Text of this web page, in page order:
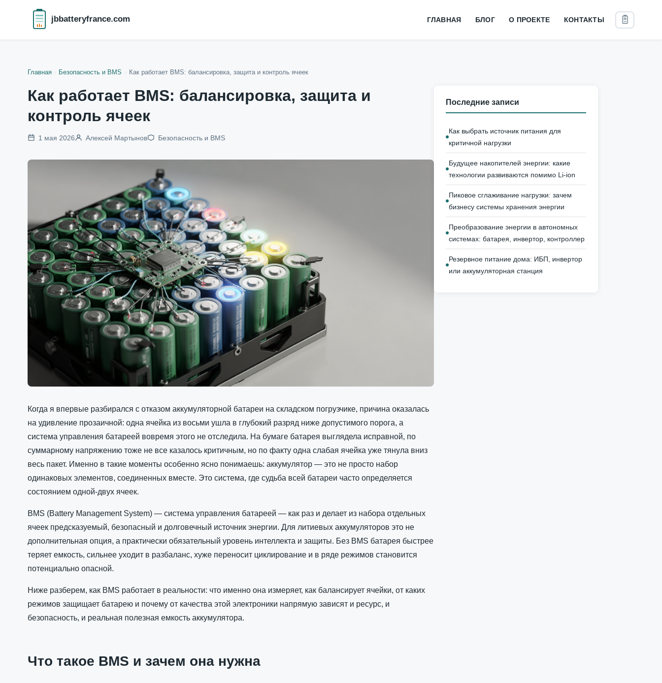
jbbatteryfrance.com ГЛАВНАЯ БЛОГ О ПРОЕКТЕ КОНТАКТЫ
Главная Безопасность и BMS Как работает BMS: балансировка, защита и контроль ячеек
Как работает BMS: балансировка, защита и
контроль ячеек
1 мая 2026 Алексей Мартынов Безопасность и BMS
Когда я впервые разбирался с отказом аккумуляторной батареи на складском погрузчике, причина оказалась
на удивление прозаичной: одна ячейка из восьми ушла в глубокий разряд ниже допустимого порога, а
система управления батареей вовремя этого не отследила. На бумаге батарея выглядела исправной, по
суммарному напряжению тоже не все казалось критичным, но по факту одна слабая ячейка уже тянула вниз
весь пакет. Именно в такие моменты особенно ясно понимаешь: аккумулятор — это не просто набор
одинаковых элементов, соединенных вместе. Это система, где судьба всей батареи часто определяется
состоянием одной-двух ячеек.
BMS (Battery Management System) — система управления батареей — как раз и делает из набора отдельных
ячеек предсказуемый, безопасный и долговечный источник энергии. Для литиевых аккумуляторов это не
дополнительная опция, а практически обязательный уровень интеллекта и защиты. Без BMS батарея быстрее
теряет емкость, сильнее уходит в разбаланс, хуже переносит циклирование и в ряде режимов становится
потенциально опасной.
Ниже разберем, как BMS работает в реальности: что именно она измеряет, как балансирует ячейки, от каких
режимов защищает батарею и почему от качества этой электроники напрямую зависят и ресурс, и
безопасность, и реальная полезная емкость аккумулятора.
Что такое BMS и зачем она нужна
Последние записи
Как выбрать источник питания для
критичной нагрузки
Будущее накопителей энергии: какие
технологии развиваются помимо Li-ion
Пиковое сглаживание нагрузки: зачем
бизнесу системы хранения энергии
Преобразование энергии в автономных
системах: батарея, инвертор, контроллер
Резервное питание дома: ИБП, инвертор
или аккумуляторная станция